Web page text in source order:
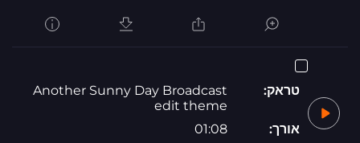
טראק:
Another Sunny Day Broadcast
edit theme
אורך:
01:08